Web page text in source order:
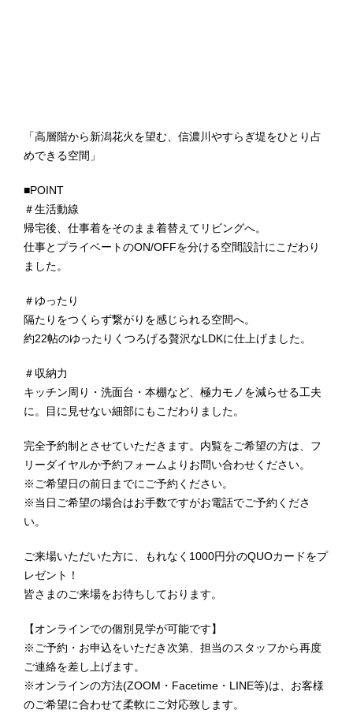
「高層階から新潟花火を望む、信濃川やすらぎ堤をひとり占
めできる空間」
■POINT
＃生活動線
帰宅後、仕事着をそのまま着替えてリビングへ。
仕事とプライベートのON/OFFを分ける空間設計にこだわり
ました。
＃ゆったり
隔たりをつくらず繋がりを感じられる空間へ。
約22帖のゆったりくつろげる贅沢なLDKに仕上げました。
＃収納力
キッチン周り・洗面台・本棚など、極力モノを減らせる工夫
に。目に見せない細部にもこだわりました。
完全予約制とさせていただきます。内覧をご希望の方は、フ
リーダイヤルか予約フォームよりお問い合わせください。
※ご希望日の前日までにご予約ください。
※当日ご希望の場合はお手数ですがお電話でご予約くださ
い。
ご来場いただいた方に、もれなく1000円分のQUOカードをプ
レゼント！
皆さまのご来場をお待ちしております。
【オンラインでの個別見学が可能です】
※ご予約・お申込をいただき次第、担当のスタッフから再度
ご連絡を差し上げます。
※オンラインの方法(ZOOM・Facetime・LINE等)は、お客様
のご希望に合わせて柔軟にご対応致します。